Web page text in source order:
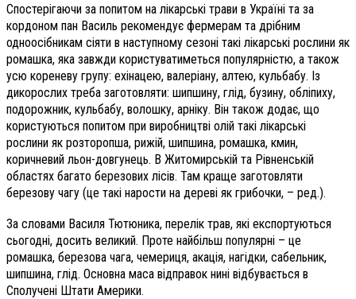
Спостерігаючи за попитом на лікарські трави в Україні та за
кордоном пан Василь рекомендує фермерам та дрібним
одноосібникам сіяти в наступному сезоні такі лікарські рослини як
ромашка, яка завжди користуватиметься популярністю, а також
усю кореневу групу: ехінацею, валеріану, алтею, кульбабу. Із
дикорослих треба заготовляти: шипшину, глід, бузину, обліпиху,
подорожник, кульбабу, волошку, арніку. Він також додає, що
користуються попитом при виробництві олій такі лікарські
рослини як розторопша, рижій, шипшина, ромашка, кмин,
коричневий льон-довгунець. В Житомирській та Рівненській
областях багато березових лісів. Там краще заготовляти
березову чагу (це такі нарости на дереві як грибочки, – ред.).
За словами Василя Тютюника, перелік трав, які експортуються
сьогодні, досить великий. Проте найбільш популярні – це
ромашка, березова чага, чемериця, акація, нагідки, сабельник,
шипшина, глід. Основна маса відправок нині відбувається в
Сполучені Штати Америки.